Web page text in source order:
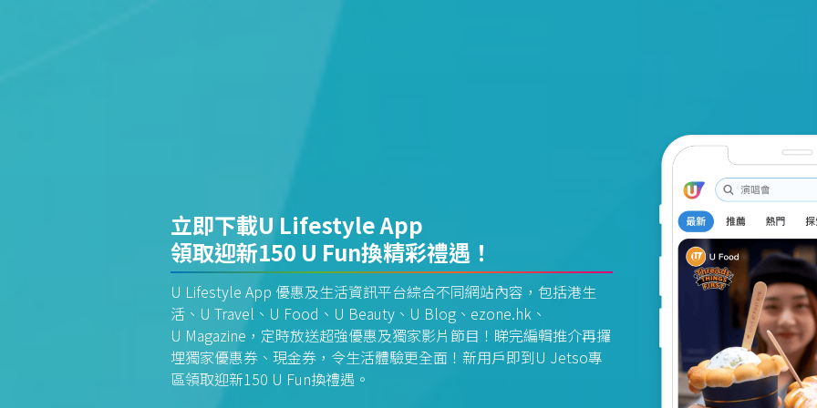
立即下載U Lifestyle App
領取迎新150 U Fun換精彩禮遇！
U Lifestyle App 優惠及生活資訊平台綜合不同網站內容，包括港生
活、U Travel、U Food、U Beauty、U Blog、ezone.hk、
U Magazine，定時放送超強優惠及獨家影片節目！睇完編輯推介再攞
埋獨家優惠券、現金券，令生活體驗更全面！新用戶即到U Jetso專
區領取迎新150 U Fun換禮遇。